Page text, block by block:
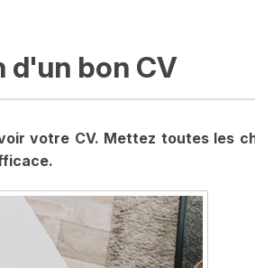
d'un bon CV
votre CV. Mettez toutes les